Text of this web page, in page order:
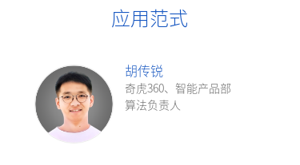
胡传锐
奇虎360、智能产品部
算法负责人
应用范式